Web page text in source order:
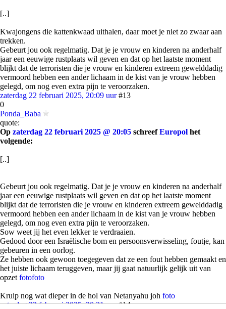
[..]
Kwajongens die kattenkwaad uithalen, daar moet je niet zo zwaar aan
trekken.
Gebeurt jou ook regelmatig. Dat je je vrouw en kinderen na anderhalf
jaar een eeuwige rustplaats wil geven en dat op het laatste moment
blijkt dat de terroristen die je vrouw en kinderen extreem gewelddadig
vermoord hebben een ander lichaam in de kist van je vrouw hebben
gelegd, om nog even extra pijn te veroorzaken.
zaterdag 22 februari 2025, 20:09 uur #13
0
Ponda_Baba
quote:
Op zaterdag 22 februari 2025 @ 20:05 schreefEuropol het
volgende:
[..]
Gebeurt jou ook regelmatig. Dat je je vrouw en kinderen na anderhalf
jaar een eeuwige rustplaats wil geven en dat op het laatste moment
blijkt dat de terroristen die je vrouw en kinderen extreem gewelddadig
vermoord hebben een ander lichaam in de kist van je vrouw hebben
gelegd, om nog even extra pijn te veroorzaken.
Sow weet jij het even lekker te verdraaien.
Gedood door een Israëlische bom en persoonsverwisseling, foutje, kan
gebeuren in een oorlog.
Ze hebben ook gewoon toegegeven dat ze een fout hebben gemaakt en
het juiste lichaam teruggeven, maar jij gaat natuurlijk gelijk uit van
opzet fotofoto
Kruip nog wat dieper in de hol van Netanyahu joh foto
zaterdag 22 februari 2025, 20:21 uur #14